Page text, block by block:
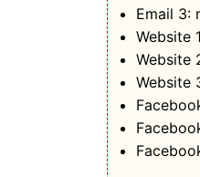
Email 3:
Website
Website
Website